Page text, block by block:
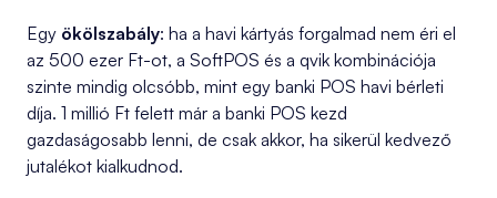
Egy ökölszabály: ha a havi kártyás forgalmad nem éri el
az 500 ezer Ft-ot, a SoftPOS és a qvik kombinációja
szinte mindig olcsóbb, mint egy banki POS havi bérleti
díja. 1 millió Ft felett már a banki POS kezd
gazdaságosabb lenni, de csak akkor, ha sikerül kedvező
jutalékot kialkudnod.